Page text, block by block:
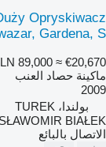
Opryskiwacz
Gardena, S
89,000 ≈ €20,670
ماكينة حصاد العنب
2009
بولندا، TUREK
BIAŁEK
الاتصال بالبائع